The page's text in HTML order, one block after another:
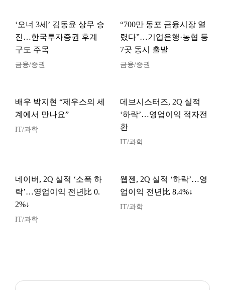
‘오너 3세’ 김동윤 상무 승
진…한국투자증권 후계
구도 주목
금융/증권
“700만 동포 금융시장 열
렸다”…기업은행·농협 등
7곳 동시 출발
금융/증권
배우 박지현 “제우스의 세
계에서 만나요”
IT/과학
데브시스터즈, 2Q 실적
‘하락’…영업이익 적자전
환
IT/과학
네이버, 2Q 실적 ‘소폭 하
락’…영업이익 전년比 0.
2%↓
IT/과학
웹젠, 2Q 실적 ‘하락’…영
업이익 전년比 8.4%↓
IT/과학